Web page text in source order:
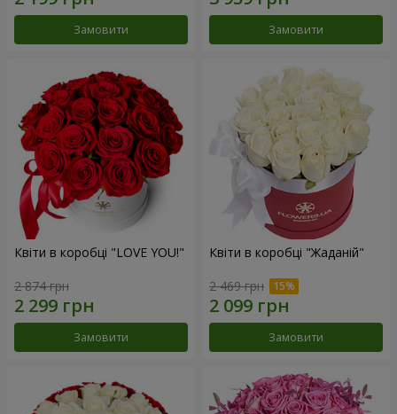
Замовити Замовити
Квіти в коробці "LOVE YOU!"
2 874 грн
Замовити
Квіти в коробці "Жаданій"
2 469 грн
Замовити